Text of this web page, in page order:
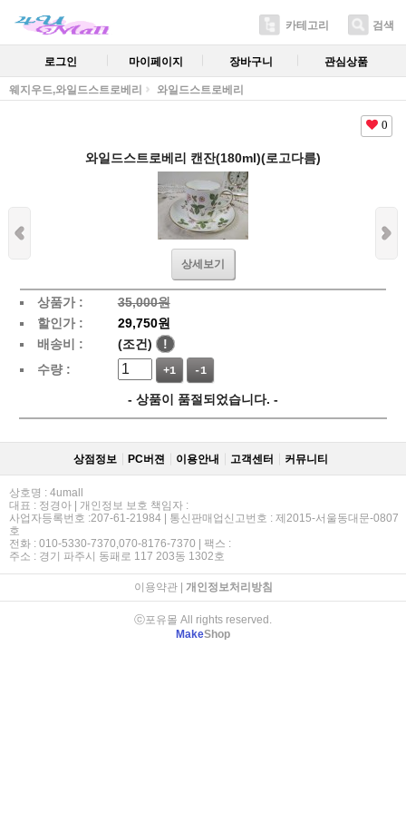
카테고리 검색
로그인 마이페이지 장바구니 관심상품
웨지우드,와일드스트로베리 와일드스트로베리
0
와일드스트로베리 캔잔(180ml)(로고다름)
상세보기
상품가 :
35,000원
할인가 :
29,750원
배송비 :
(조건)
!
수량 :
+1 -1
- 상품이 품절되었습니다. -
상점정보 PC버젼 이용안내 고객센터 커뮤니티
상호명 : 4umall
대표 : 정경아 | 개인정보 보호 책임자 :
사업자등록번호 :207-61-21984 | 통신판매업신고번호 : 제2015-서울동대문-0807
호
전화 : 010-5330-7370,070-8176-7370 | 팩스 :
주소 : 경기 파주시 동패로 117 203동 1302호
이용약관| 개인정보처리방침
ⓒ포유몰 All rights reserved.
MakeShop